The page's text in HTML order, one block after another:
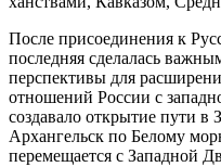
После присоединения к
последняя сделалась
перспективы для
отношений России с
создавало открытие пути в
Архангельск по Белому
перемещается с Западной